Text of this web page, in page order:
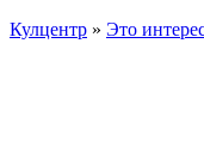
Кулцентр » Это